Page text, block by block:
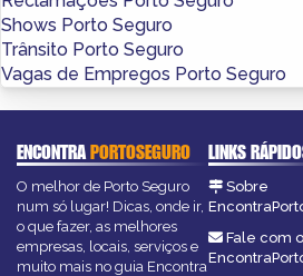
Shows Porto Seguro
Trânsito Porto Seguro
Vagas de Empregos Porto Seguro
ENCONTRAPORTOSEGURO
O melhor de Porto Seguro
num só lugar! Dicas, onde ir,
o que fazer, as melhores
empresas, locais, serviços e
muito mais no guia Encontra
LINKS
Sobre
Fale com o